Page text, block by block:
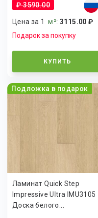
₽ 3590.00
Цена за 1м²:3115.00 ₽
Подарок за покупку
КУПИТЬ
Подложка в подарок
Ламинат Quick Step
Impressive Ultra IMU3105
Доска белого...